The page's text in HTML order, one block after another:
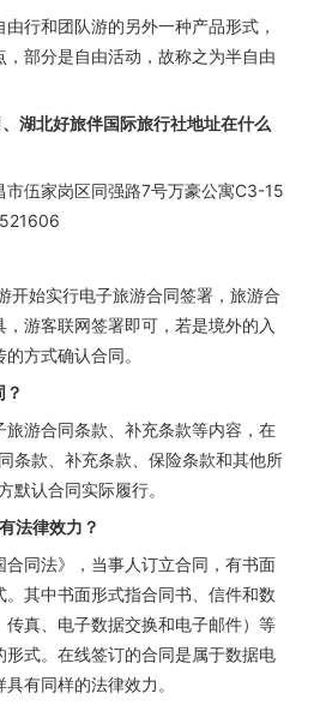
行和团队游的另外一种产品形式，
部分是自由活动，故称之为半自由
湖北好旅伴国际旅行社地址在什么
市伍家岗区同强路7号万豪公寓C3-15
开始实行电子旅游合同签署，旅游合
游客联网签署即可，若是境外的入
方式确认合同。
游合同条款、补充条款等内容，在
条款、补充条款、保险条款和其他所
默认合同实际履行。
法律效力？
同法》，当事人订立合同，有书面
其中书面形式指合同书、信件和数
真、电子数据交换和电子邮件）等
式。在线签订的合同是属于数据电
有同样的法律效力。